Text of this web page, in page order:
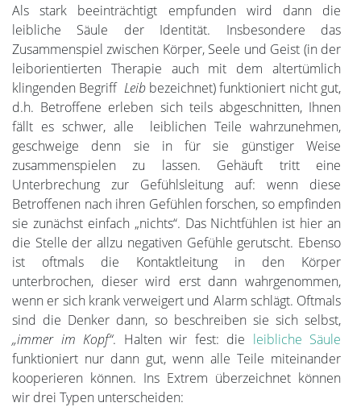
Als stark beeinträchtigt empfunden wird dann die
leibliche Säule der Identität. Insbesondere das
Zusammenspiel zwischen Körper, Seele und Geist (in der
leiborientierten Therapie auch mit dem altertümlich
klingenden Begriff Leibbezeichnet) funktioniert nicht gut,
d.h. Betroffene erleben sich teils abgeschnitten, Ihnen
fällt es schwer, alle leiblichen Teile wahrzunehmen,
geschweige denn sie in für sie günstiger Weise
zusammenspielen zu lassen. Gehäuft tritt eine
Unterbrechung zur Gefühlsleitung auf: wenn diese
Betroffenen nach ihren Gefühlen forschen, so empfinden
sie zunächst einfach „nichts“. Das Nichtfühlen ist hier an
die Stelle der allzu negativen Gefühle gerutscht. Ebenso
ist oftmals die Kontaktleitung in den Körper
unterbrochen, dieser wird erst dann wahrgenommen,
wenn er sich krank verweigert und Alarm schlägt. Oftmals
sind die Denker dann, so beschreiben sie sich selbst,
„immer im Kopf“. Halten wir fest: die leibliche Säule
funktioniert nur dann gut, wenn alle Teile miteinander
kooperieren können. Ins Extrem überzeichnet können
wir drei Typen unterscheiden: